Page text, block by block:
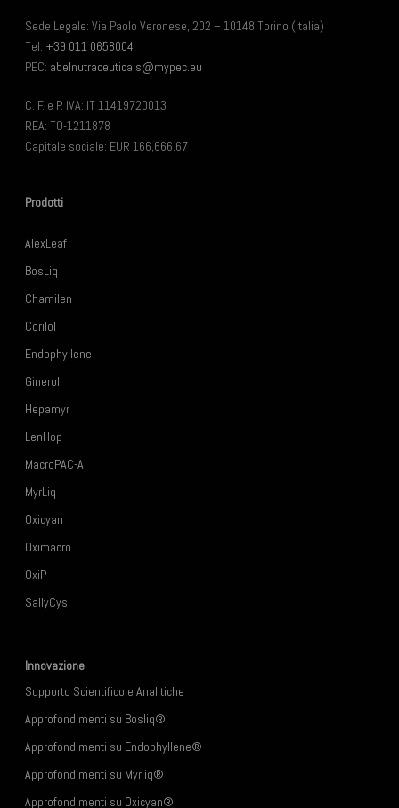
Sede Legale: Via Paolo Veronese, 202 – 10148 Torino (Italia)
Tel: +39 011 0658004
PEC: abelnutraceuticals@mypec.eu
C. F. e P. IVA: IT 11419720013
REA: TO-1211878
Capitale sociale: EUR 166,666.67
Prodotti
AlexLeaf
BosLiq
Chamilen
Corilol
Endophyllene
Ginerol
Hepamyr
LenHop
MacroPAC-A
MyrLiq
Oxicyan
Oximacro
OxiP
SallyCys
Innovazione
Supporto Scientifico e Analitiche
Approfondimenti su Bosliq®
Approfondimenti su Endophyllene®
Approfondimenti su Myrliq®
Approfondimenti su Oxicyan®